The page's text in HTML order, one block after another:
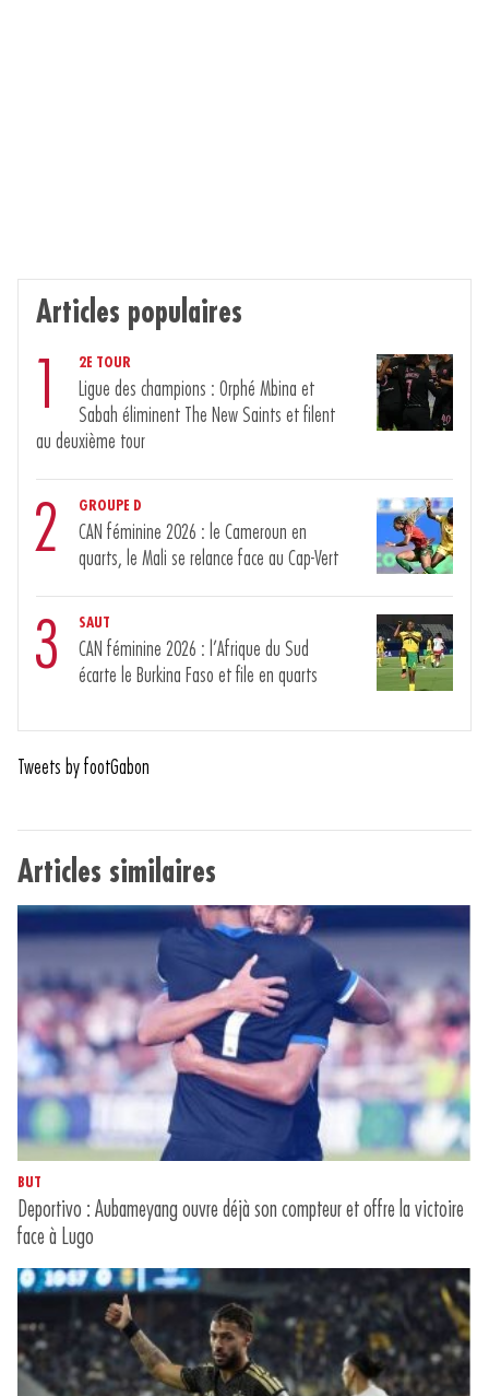
Articles populaires
2E TOUR
Ligue des champions : Orphé Mbina et
Sabah éliminent The New Saints et filent
au deuxième tour
2 GROUPE D
CAN féminine 2026 : le Cameroun en
quarts, le Mali se relance face au Cap-Vert
3 SAUT
CAN féminine 2026 : l’Afrique du Sud
écarte le Burkina Faso et file en quarts
Tweets by footGabon
Articles similaires
BUT
Deportivo : Aubameyang ouvre déjà son compteur et offre la victoire
face à Lugo